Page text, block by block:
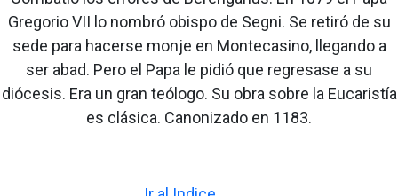
Gregorio VII lo nombró obispo de Segni. Se retiró de su
sede para hacerse monje en Montecasino, llegando a
ser abad. Pero el Papa le pidió que regresase a su
diócesis. Era un gran teólogo. Su obra sobre la Eucaristía
es clásica. Canonizado en 1183.